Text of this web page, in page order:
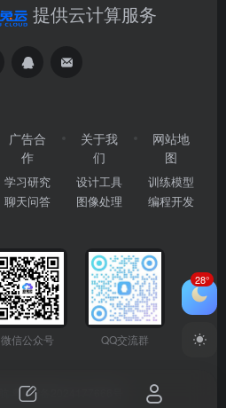
提供云计算服务
广告合
作
学习研究
聊天问答
关于我
们
设计工具
图像处理
网站地
图
训练模型
编程开发
微信公众号 QQ交流群
粤ICP备2024177666号
28°